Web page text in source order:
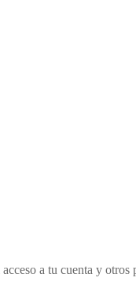
a tu cuenta y otros